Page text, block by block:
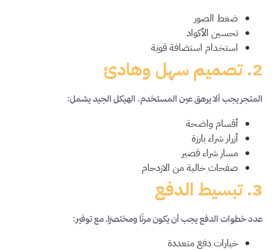
ضغط الصور
تحسين الأكواد
استخدام استضافة قوية
2. تصميم سهل وهادئ
المتجر يجب ألا يرهق عين المستخدم. الهيكل الجيد يشمل:
أقسام واضحة
أزرار شراء بارزة
مسار شراء قصير
صفحات خالية من الازدحام
3. تبسيط الدفع
عدد خطوات الدفع يجب أن يكون مرنًا ومختصرًا، مع توفير:
خيارات دفع متعددة